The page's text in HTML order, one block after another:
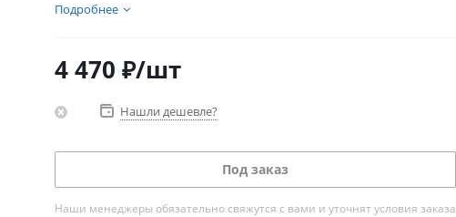
Подробнее
4 470 ₽/шт
Нашли дешевле?
Под заказ
Наши менеджеры обязательно свяжутся с вами и уточнят условия заказа